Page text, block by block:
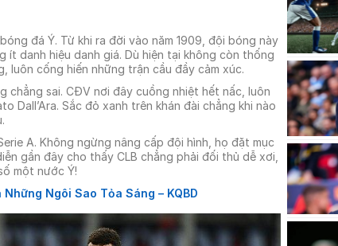
đá Ý. Từ khi ra đời vào năm 1909, đội bóng này
ít danh hiệu danh giá. Dù hiện tại không còn thống
luôn cống hiến những trận cầu đầy cảm xúc.
chẳng sai. CĐV nơi đây cuồng nhiệt hết nấc, luôn
Dall’Ara. Sắc đỏ xanh trên khán đài chẳng khi nào
A. Không ngừng nâng cấp đội hình, họ đặt mục
gần đây cho thấy CLB chẳng phải đối thủ dễ xơi,
một nước Ý!
Ngôi Sao Tỏa Sáng – KQBD